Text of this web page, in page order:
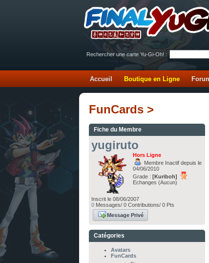
Rechercher une carte Yu-Gi-Oh! :
Accueil Boutique en Ligne
FunCards >
Fiche du Membre
yugiruto
Hors Ligne
Membre Inactif depuis le
04/06/2010
Grade : [Kuriboh]
Echanges (Aucun)
Inscrit le 08/06/2007
0 Messages/ 0 Contributions/ 0 Pts
Message Privé
Catégories
Avatars
FunCards